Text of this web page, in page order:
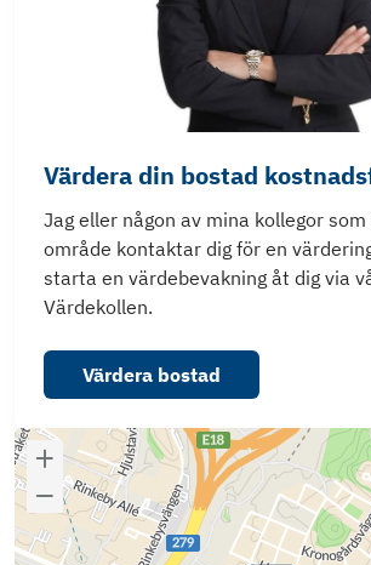
Värdera din bostad
Jag eller någon av mina kollegor
område kontaktar dig för en
starta en värdebevakning åt dig via
Värdekollen.
Värdera bostad